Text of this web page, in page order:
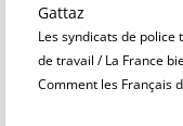
Gattaz
Les syndicats de
de travail / La France
Comment les Français